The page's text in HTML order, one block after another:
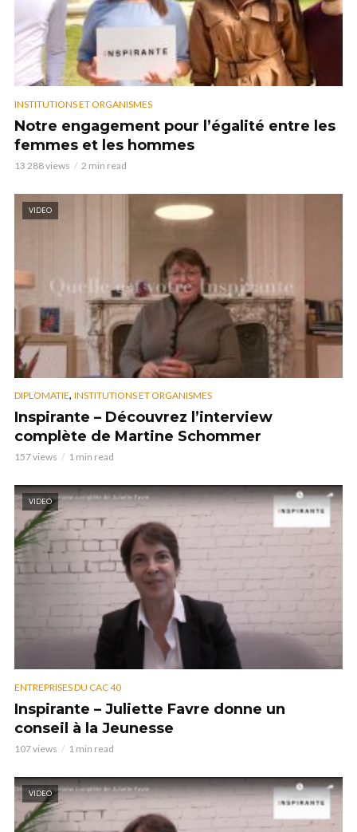
INSTITUTIONS ET ORGANISMES
Notre engagement pour l’égalité entre les
femmes et les hommes
13 288 views 2 min read
VIDEO
DIPLOMATIE, INSTITUTIONS ET ORGANISMES
Inspirante – Découvrez l’interview
complète de Martine Schommer
157 views 1 min read
VIDEO
ENTREPRISES DU CAC 40
Inspirante – Juliette Favre donne un
conseil à la Jeunesse
107 views 1 min read
VIDEO